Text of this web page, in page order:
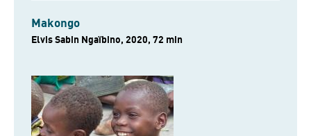
Makongo
Elvis Sabin Ngaïbino, 2020, 72 min